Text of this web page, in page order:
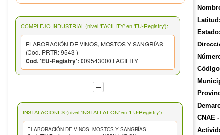
COMPLEJO INDUSTRIAL (nivel 'FACILITY' en 'EU-Registry'):
ELABORACIÓN DE VINOS, MOSTOS Y SANGRÍAS
(Cod. PRTR: 9543 )
Cod. 'EU-Registry': 009543000.FACILITY
INSTALACIONES (nivel 'INSTALLATION' en 'EU-Registry')
ELABORACIÓN DE VINOS, MOSTOS Y SANGRÍAS
Latitud:
Estado:
CNAE